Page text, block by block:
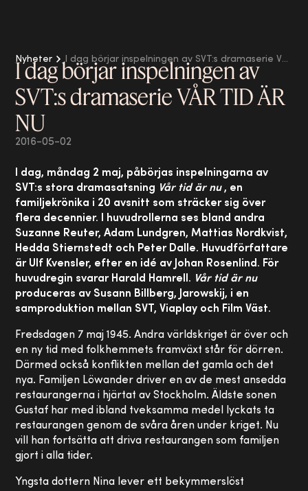
Nyheter I dag börjar inspelningen av SVT:s dramaserie VÅR TID ÄR NU
I dag börjar inspelningen av
SVT:s dramaserie VÅR TID ÄR
NU
2016-05-02
I dag, måndag 2 maj, påbörjas inspelningarna av
SVT:s stora dramasatsning Vår tid är nu, en
familjekrönika i 20 avsnitt som sträcker sig över
flera decennier. I huvudrollerna ses bland andra
Suzanne Reuter, Adam Lundgren, Mattias Nordkvist,
Hedda Stiernstedt och Peter Dalle. Huvudförfattare
är Ulf Kvensler, efter en idé av Johan Rosenlind. För
huvudregin svarar Harald Hamrell. Vår tid är nu
produceras av Susann Billberg, Jarowskij, i en
samproduktion mellan SVT, Viaplay och Film Väst.
Fredsdagen 7 maj 1945. Andra världskriget är över och
en ny tid med folkhemmets framväxt står för dörren.
Därmed också konflikten mellan det gamla och det
nya. Familjen Löwander driver en av de mest ansedda
restaurangerna i hjärtat av Stockholm. Äldste sonen
Gustaf har med ibland tveksamma medel lyckats ta
restaurangen genom de svåra åren under kriget. Nu
vill han fortsätta att driva restaurangen som familjen
gjort i alla tider.
Yngsta dottern Nina lever ett bekymmerslöst